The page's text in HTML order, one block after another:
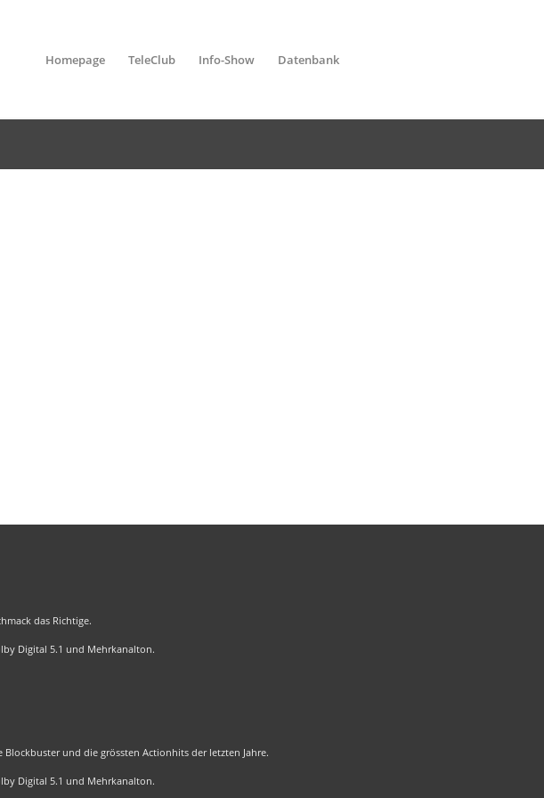
Homepage TeleClub Info-Show Datenbank
das Richtige.
Digital 5.1 und Mehrkanalton.
und die grössten Actionhits der letzten Jahre.
Digital 5.1 und Mehrkanalton.